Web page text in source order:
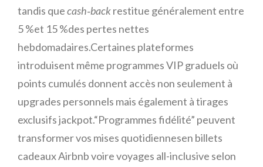
tandis quecash‑backrestitue généralement entre
5 %et 15 %des pertes nettes
hebdomadaires.Certaines plateformes
introduisent même programmes VIP graduels où
points cumulés donnent accès non seulement à
upgrades personnels mais également à tirages
exclusifs jackpot.“Programmes fidélité” peuvent
transformer vos mises quotidiennes​en billets
cadeaux Airbnb voire voyages all-inclusive selon